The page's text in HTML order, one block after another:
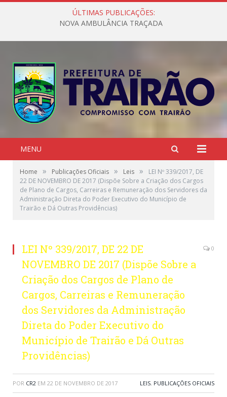
ÚLTIMAS PUBLICAÇÕES:
NOVA AMBULÂNCIA TRAÇADA
MENU
Home » Publicações Oficiais » Leis »
LEI Nº 339/2017, DE
22 DE NOVEMBRO DE 2017 (Dispõe Sobre a Criação dos Cargos
de Plano de Cargos, Carreiras e Remuneração dos Servidores da
Administração Direta do Poder Executivo do Município de
Trairão e Dá Outras Providências)
LEI Nº 339/2017, DE 22 DE
NOVEMBRO DE 2017 (Dispõe Sobre a
Criação dos Cargos de Plano de
Cargos, Carreiras e Remuneração
dos Servidores da Administração
Direta do Poder Executivo do
Município de Trairão e Dá Outras
Providências)
0
POR CR2 EM 22 DE NOVEMBRO DE 2017 LEIS, PUBLICAÇÕES OFICIAIS